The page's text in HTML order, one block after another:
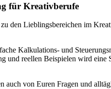
für Kreativberufe
den Lieblingsbereichen im
Kalkulations- und
und reellen Beispielen wird
auch von Euren Fragen und